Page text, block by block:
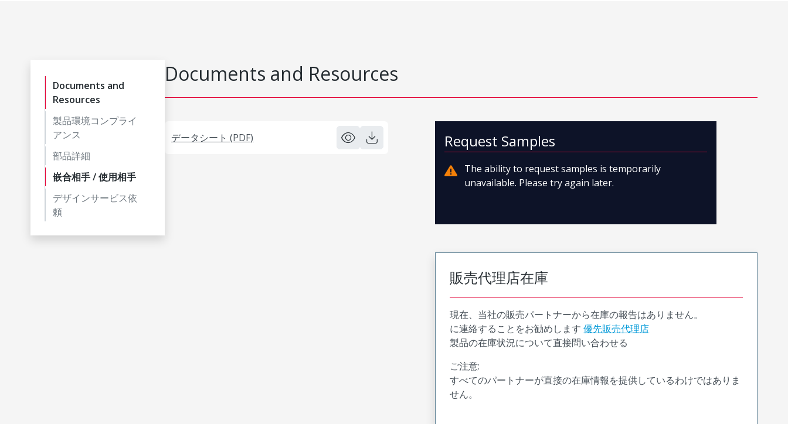
Documents and
Resources
製品環境コンプライ
アンス
部品詳細
嵌合相手 / 使用相手
デザインサービス依
頼
Documents and Resources
データシート (PDF) Request Samples
The ability to request samples is temporarily
unavailable. Please try again later.
販売代理店在庫
現在、当社の販売パートナーから在庫の報告はありません。
に連絡することをお勧めします 優先販売代理店
製品の在庫状況について直接問い合わせる
ご注意:
すべてのパートナーが直接の在庫情報を提供しているわけではありま
せん。